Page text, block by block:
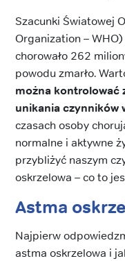
Szacunki Światowej
Organization –
chorowało 262
powodu zmarło.
można kontrolować
unikania czynników
czasach osoby
normalne i aktywne
przybliżyć naszym
oskrzelowa – co to
Astma
Najpierw
astma oskrzelowa i